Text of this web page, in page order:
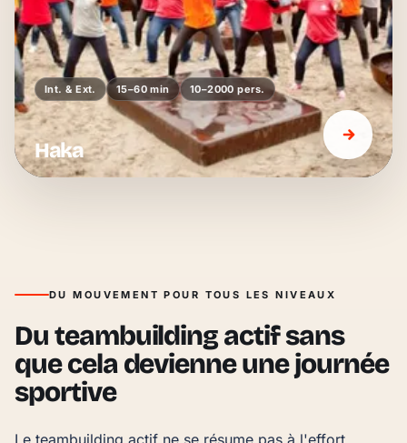
Int. & Ext. 15–60 min 10–2000 pers.
Haka
DU MOUVEMENT POUR TOUS LES NIVEAUX
Du teambuilding actif sans
que cela devienne une journée
sportive